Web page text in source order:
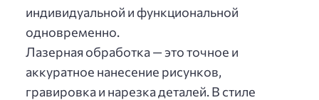
индивидуальной и функциональной
одновременно.
Лазерная обработка — это точное и
аккуратное нанесение рисунков,
гравировка и нарезка деталей. В стиле